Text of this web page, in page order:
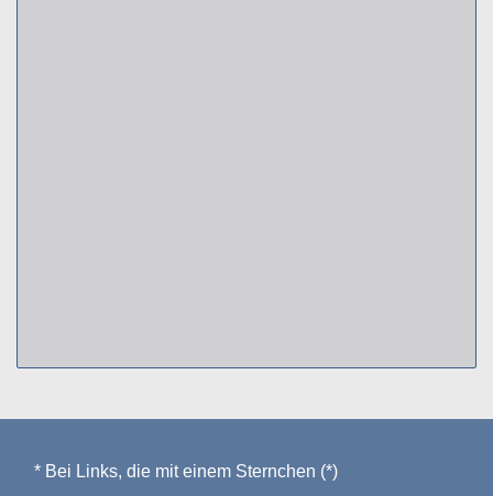
* Bei Links, die mit einem Sternchen (*)